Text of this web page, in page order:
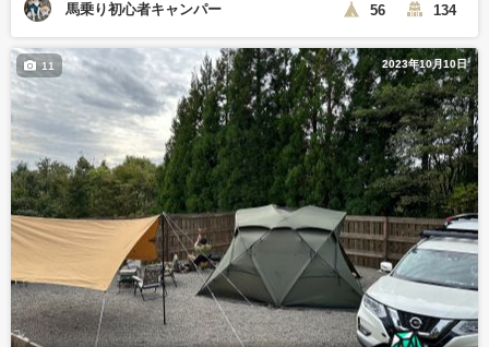
馬乗り初心者キャンパー 56 134
2023年10月10日
11